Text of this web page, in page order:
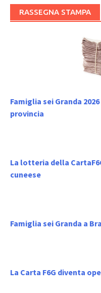
RASSEGNA STAMPA
Famiglia sei Granda
provincia
La lotteria della
cuneese
Famiglia sei Granda a
La Carta F6G diventa